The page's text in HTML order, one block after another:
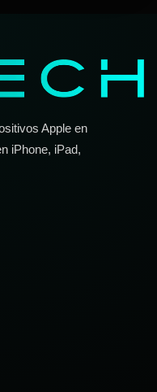
Apple en
iPhone, iPad,